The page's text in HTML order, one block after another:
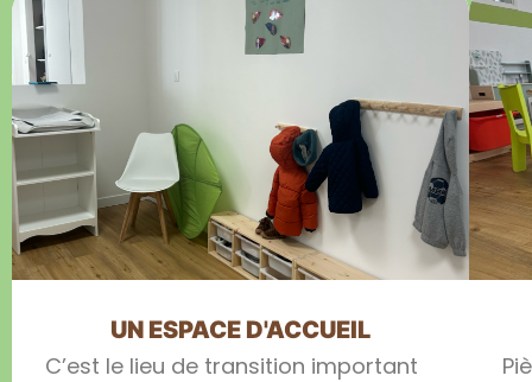
UN ESPACE D'ACCUEIL
C’est le lieu de transition important